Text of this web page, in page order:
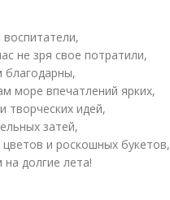
не зря свое потратили,
море впечатлений ярких,
творческих идей,
затей,
и роскошных букетов,
долгие лета!